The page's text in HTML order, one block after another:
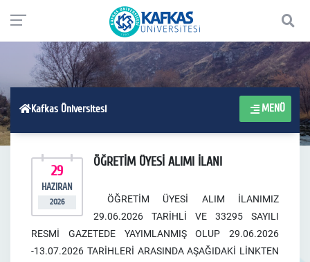
Kafkas Üniversitesi MENÜ
29
HAZIRAN
2026
ÖĞRETİM ÜYESİ ALIMI İLANI
ÖĞRETİM ÜYESİ ALIM İLANIMIZ
29.06.2026 TARİHLİ VE 33295 SAYILI
RESMİ GAZETEDE YAYIMLANMIŞ OLUP 29.06.2026
-13.07.2026 TARİHLERİ ARASINDA AŞAĞIDAKİ LİNKTEN